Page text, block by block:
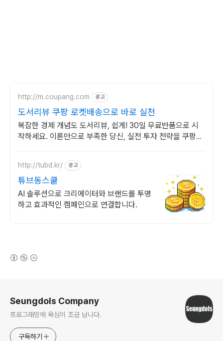
http://m.coupang.com 광고
도서리뷰 쿠팡 로켓배송으로 바로 실천
복잡한 경제 개념도 도서리뷰, 쉽게! 30일 무료반품으로 시
작하세요. 이론만으로 부족한 당신, 실전 투자 전략을 쿠팡에
http://tubd.kr/ 광고
튜브동스쿨
AI 솔루션으로 크리에이터와 브랜드를 투명
하고 효과적인 캠페인으로 연결합니다.
Seungdols Company
프로그래밍에 욕심이 조금 납니다.
구독하기